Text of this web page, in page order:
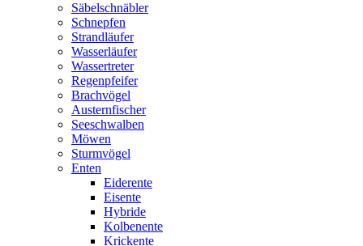
Säbelschnäbler
Schnepfen
Strandläufer
Wasserläufer
Wassertreter
Regenpfeifer
Brachvögel
Austernfischer
Seeschwalben
Möwen
Sturmvögel
Enten
Eiderente
Eisente
Hybride
Kolbenente
Krickente